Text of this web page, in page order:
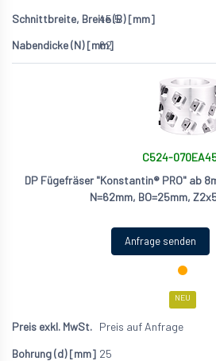
45.5
62
C524-
DP Fügefräser "Konstantin® PRO" ab
N=62mm, BO=25mm,
NEU
Preis auf Anfrage
25